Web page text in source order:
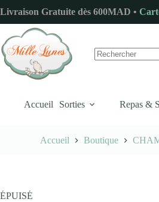
au
contenu
Livraison Gratuite dès 600MAD •
Accueil Sorties Repas &
Accueil Boutique
ÉPUISÉ